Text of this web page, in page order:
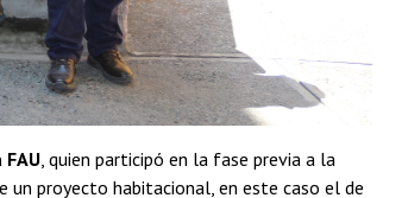
, quien participó en la fase previa a la
un proyecto habitacional, en este caso el de